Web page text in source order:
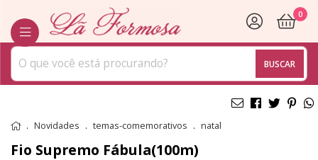
BUSCAR
0
Novidades temas-comemorativos natal
Fio Supremo Fábula(100m)